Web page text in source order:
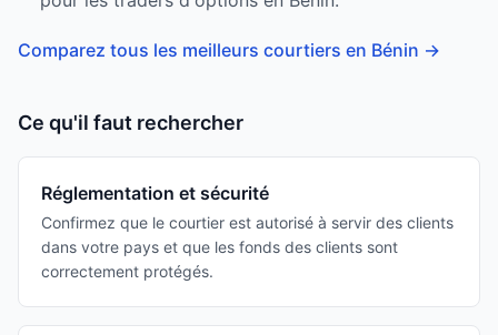
Comparez tous les meilleurs courtiers en Bénin →
Ce qu'il faut rechercher
Réglementation et sécurité
Confirmez que le courtier est autorisé à servir des clients
dans votre pays et que les fonds des clients sont
correctement protégés.